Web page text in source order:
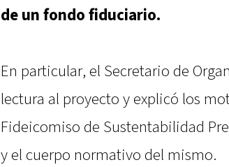
de un fondo fiduciario.
En particular, el Secretario de
lectura al proyecto y explicó los
Fideicomiso de Sustentabilidad
y el cuerpo normativo del mismo.